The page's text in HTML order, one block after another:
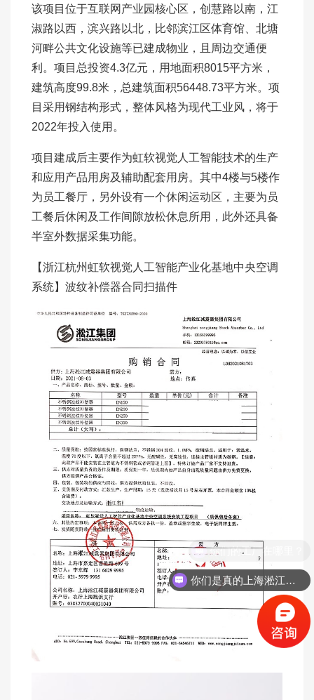
该项目位于互联网产业园核心区，创慧路以南，江
淑路以西，滨兴路以北，比邻滨江区体育馆、北塘
河畔公共文化设施等已建成物业，且周边交通便
利。项目总投资4.3亿元，用地面积8015平方米，
建筑高度99.8米，总建筑面积56448.73平方米。项
目采用钢结构形式，整体风格为现代工业风，将于
2022年投入使用。
项目建成后主要作为虹软视觉人工智能技术的生产
和应用产品用房及辅助配套用房。其中4楼与5楼作
为员工餐厅，另外设有一个休闲运动区，主要为员
工餐后休闲及工作间隙放松休息所用，此外还具备
半室外数据采集功能。
【浙江杭州虹软视觉人工智能产业化基地中央空调
系统】波纹补偿器合同扫描件